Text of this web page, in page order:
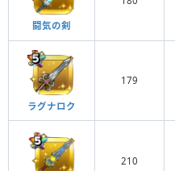
闘気の剣
ラグナロク
179
210